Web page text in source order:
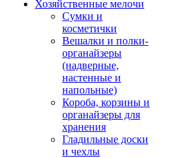
Хозяйственные мелочи
Сумки и
косметички
Вешалки и полки-
органайзеры
(надверные,
настенные и
напольные)
Короба, корзины и
органайзеры для
хранения
Гладильные доски
и чехлы